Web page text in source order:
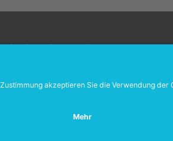
FOLGEN SIE UNS
Wenn Sie Wiederverkäufer sind, registrieren Sie sich